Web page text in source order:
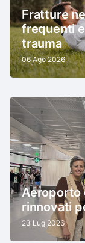
Fratture
frequenti
trauma
06 Ago 2026
Aeroporto
rinnovati
23 Lug 2026